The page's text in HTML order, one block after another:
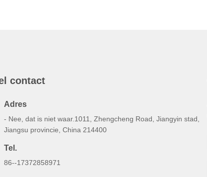
contact
Adres
- Nee, dat is niet waar.1011, Zhengcheng Road, Jiangyin stad,
Jiangsu provincie, China 214400
Tel.
86--17372858971